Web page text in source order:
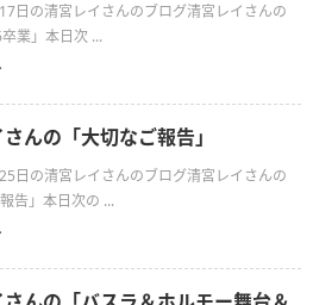
日の清宮レイさんのブログ清宮レイさんの
卒業」本日次 ...
んの「大切なご報告」
日の清宮レイさんのブログ清宮レイさんの
報告」本日次の ...